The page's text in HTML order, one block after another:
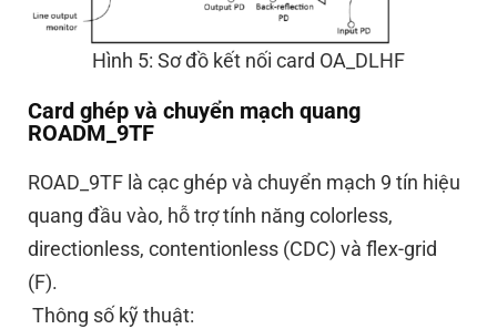
Hình 5: Sơ đồ kết nối card OA_DLHF
Card ghép và chuyển mạch quang
ROADM_9TF
ROAD_9TF là cạc ghép và chuyển mạch 9 tín hiệu
quang đầu vào, hỗ trợ tính năng colorless,
directionless, contentionless (CDC) và flex-grid
(F).
Thông số kỹ thuật: